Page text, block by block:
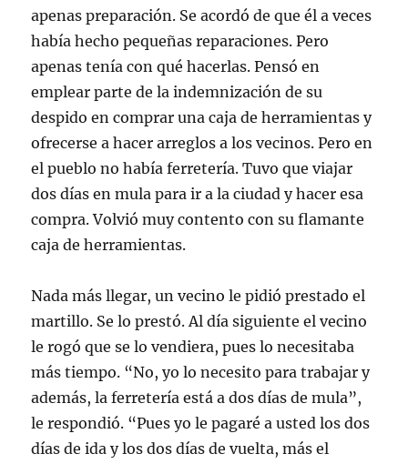
apenas preparación. Se acordó de que él a veces
había hecho pequeñas reparaciones. Pero
apenas tenía con qué hacerlas. Pensó en
emplear parte de la indemnización de su
despido en comprar una caja de herramientas y
ofrecerse a hacer arreglos a los vecinos. Pero en
el pueblo no había ferretería. Tuvo que viajar
dos días en mula para ir a la ciudad y hacer esa
compra. Volvió muy contento con su flamante
caja de herramientas.
Nada más llegar, un vecino le pidió prestado el
martillo. Se lo prestó. Al día siguiente el vecino
le rogó que se lo vendiera, pues lo necesitaba
más tiempo. “No, yo lo necesito para trabajar y
además, la ferretería está a dos días de mula”,
le respondió. “Pues yo le pagaré a usted los dos
días de ida y los dos días de vuelta, más el